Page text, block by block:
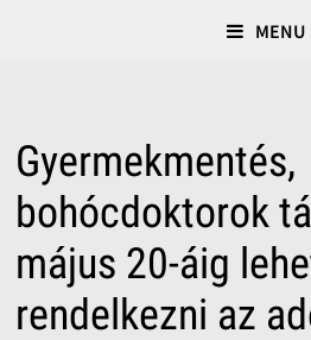
MENU
Gyermekmentés,
bohócdoktorok
május 20-áig
rendelkezni az